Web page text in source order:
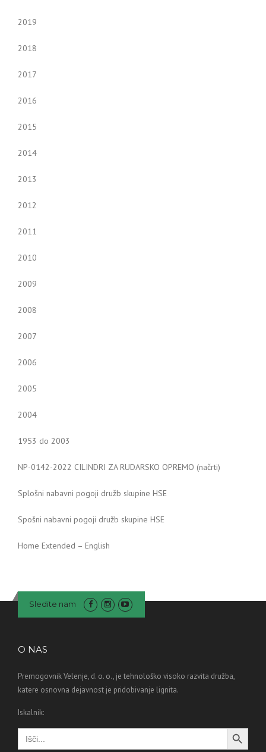
2019
2018
2017
2016
2015
2014
2013
2012
2011
2010
2009
2008
2007
2006
2005
2004
1953 do 2003
NP-0142-2022 CILINDRI ZA RUDARSKO OPREMO (načrti)
Splošni nabavni pogoji družb skupine HSE
Spošni nabavni pogoji družb skupine HSE
Home Extended – English
Sledite nam
O NAS
Premogovnik Velenje, d. o. o., je tehnološko visoko razvita družba,
katere osnovna dejavnost je pridobivanje lignita.
Iskalnik:
Search
for:
Search Button